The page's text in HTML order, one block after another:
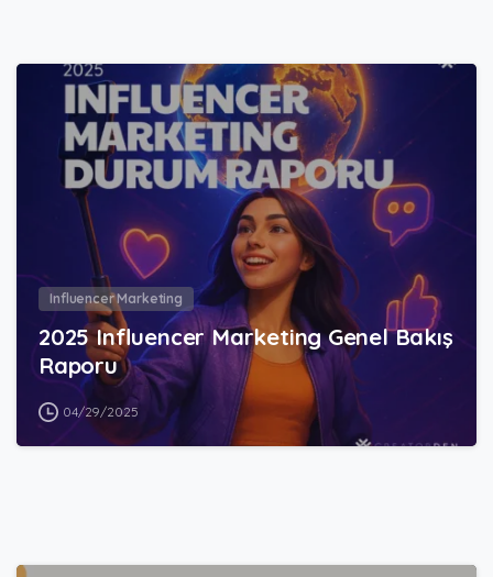
Influencer Marketing
2025 Influencer Marketing Genel Bakış
Raporu
04/29/2025